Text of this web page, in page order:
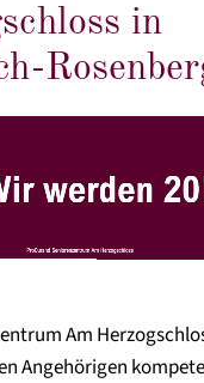
in
Am
Angehörigen